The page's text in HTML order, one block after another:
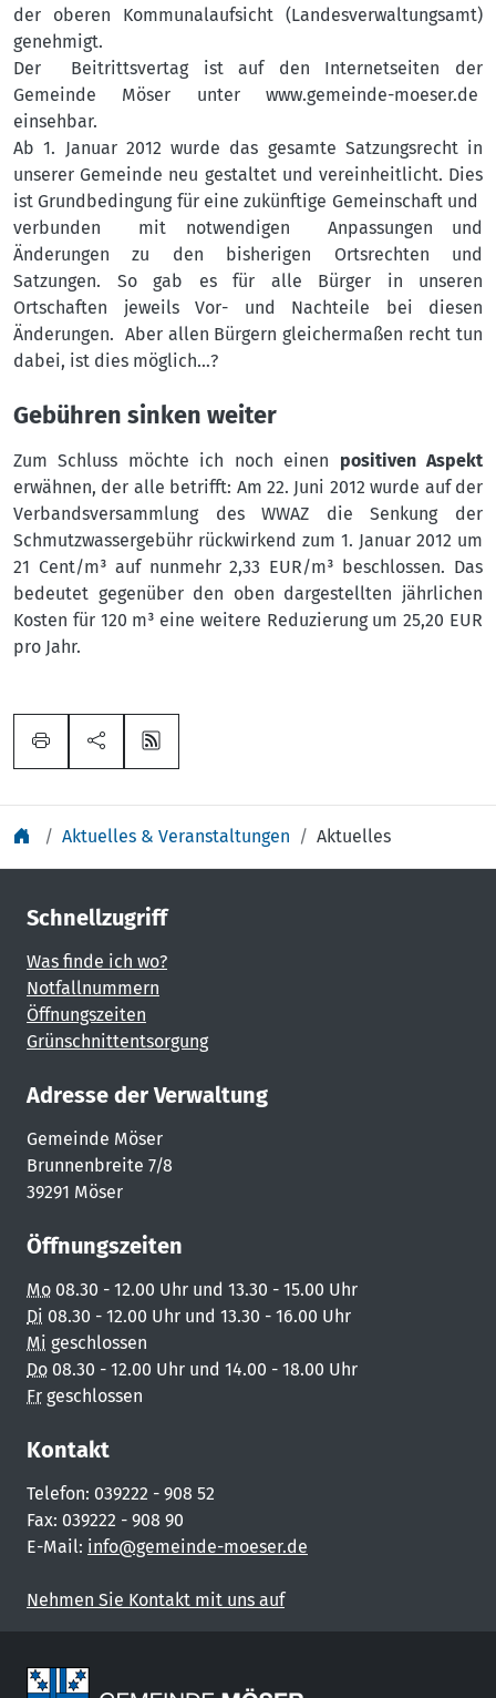
der oberen Kommunalaufsicht (Landesverwaltungsamt)
genehmigt.
Der Beitrittsvertag ist auf den Internetseiten der
Gemeinde Möser unter www.gemeinde-moeser.de
einsehbar.
Ab 1. Januar 2012 wurde das gesamte Satzungsrecht in
unserer Gemeinde neu gestaltet und vereinheitlicht. Dies
ist Grundbedingung für eine zukünftige Gemeinschaft und
verbunden mit notwendigen Anpassungen und
Änderungen zu den bisherigen Ortsrechten und
Satzungen. So gab es für alle Bürger in unseren
Ortschaften jeweils Vor- und Nachteile bei diesen
Änderungen. Aber allen Bürgern gleichermaßen recht tun
dabei, ist dies möglich…?
Gebühren sinken weiter
Zum Schluss möchte ich noch einen positiven Aspekt
erwähnen, der alle betrifft: Am 22. Juni 2012 wurde auf der
Verbandsversammlung des WWAZ die Senkung der
Schmutzwassergebühr rückwirkend zum 1. Januar 2012 um
21 Cent/m³ auf nunmehr 2,33 EUR/m³ beschlossen. Das
bedeutet gegenüber den oben dargestellten jährlichen
Kosten für 120 m³ eine weitere Reduzierung um 25,20 EUR
pro Jahr.
Aktuelles & Veranstaltungen Aktuelles
Schnellzugriff
Was finde ich wo?
Notfallnummern
Öffnungszeiten
Grünschnittentsorgung
Adresse der Verwaltung
Gemeinde Möser
Brunnenbreite 7/8
39291 Möser
Öffnungszeiten
Mo 08.30 - 12.00 Uhr und 13.30 - 15.00 Uhr
Di 08.30 - 12.00 Uhr und 13.30 - 16.00 Uhr
Mi geschlossen
Do 08.30 - 12.00 Uhr und 14.00 - 18.00 Uhr
Fr geschlossen
Kontakt
Telefon: 039222 - 908 52
Fax: 039222 - 908 90
E-Mail: info@gemeinde-moeser.de
Nehmen Sie Kontakt mit uns auf